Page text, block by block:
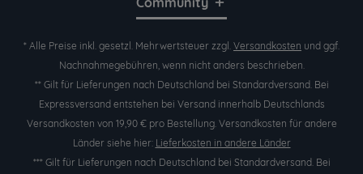
* Alle Preise inkl. gesetzl. Mehrwertsteuer zzgl. Versandkosten und ggf.
Nachnahmegebühren, wenn nicht anders beschrieben.
** Gilt für Lieferungen nach Deutschland bei Standardversand. Bei
Expressversand entstehen bei Versand innerhalb Deutschlands
Versandkosten von 19,90 € pro Bestellung. Versandkosten für andere
Länder siehe hier: Lieferkosten in andere Länder
*** Gilt für Lieferungen nach Deutschland bei Standardversand. Bei